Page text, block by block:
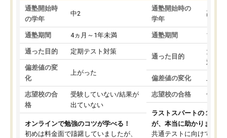
通塾開始時
の学年
中2
通塾期間 4ヵ月～1年未満
通った目的 定期テスト対策
偏差値の変
化
上がった
志望校の合
格
受験していない/結果が
出ていない
オンラインで勉強のコツが学べる！
初めは料金面で躊躇していましたが、
通塾開始時の
学年
高3
通塾期間 1～3
通った目的
大学
対策
偏差値の変化
志望校の合格 合格
ラストスパートの１か月
が、本当に助かりました
共通テストに向けての追